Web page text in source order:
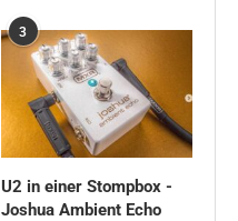
3
U2 in einer Stompbox -
Joshua Ambient Echo